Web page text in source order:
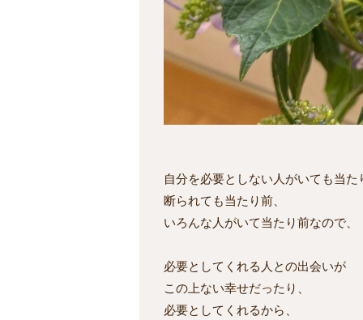
自分を必要としない人がいても当た
断られても当たり前、
いろんな人がいて当たり前なので、
必要としてくれる人との出会いが
この上ない幸せだったり、
必要としてくれるから、